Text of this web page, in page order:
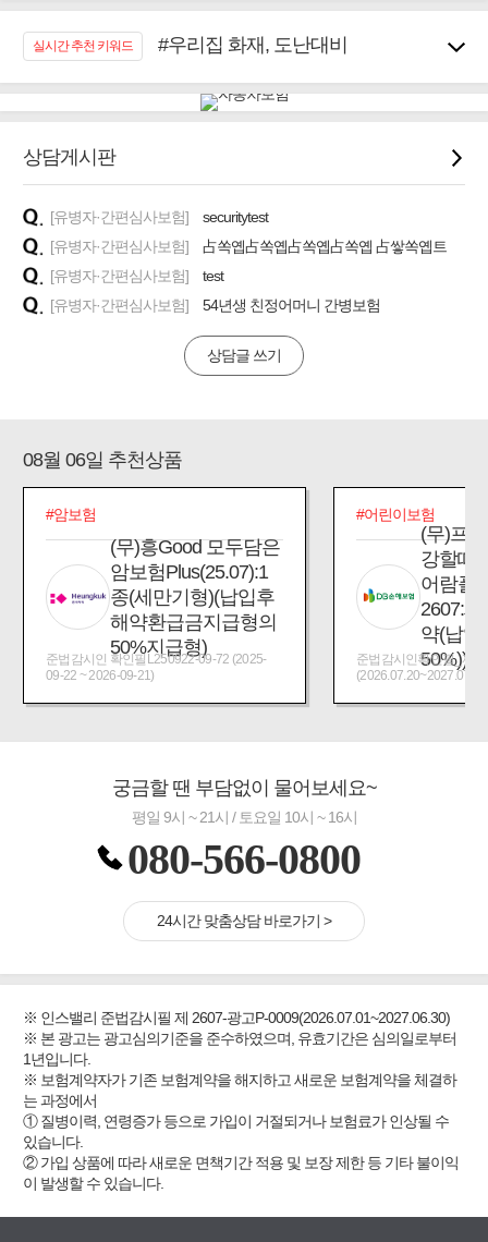
실시간 추천 키워드
#우리집 화재, 도난대비
#임플란트, 치아치료보장
#무해지 건강보험
#바뀌기전에 4세대 가입
#추천골프보험
상담게시판
[유병자·간편심사보험]
securitytest
[유병자·간편심사보험]
占쏙옙占쏙옙占쏙옙占쏙옙 占쌓쏙옙트
[유병자·간편심사보험]
test
[유병자·간편심사보험]
54년생 친정어머니 간병보험
상담글 쓰기
08월 06일 추천상품
#암보험
(무)흥Good 모두담은
암보험Plus(25.07):1
종(세만기형)(납입후
해약환급금지급형의
50%지급형)
준법감시인 확인필L250922-09-72 (2025-
09-22 ~ 2026-09-21)
#어린이보험
(무)프
강할때
어람플
2607:
약(납입
50%))
준법감시인확인필_제
궁금할 땐 부담없이 물어보세요~
평일 9시 ~ 21시 / 토요일 10시 ~ 16시
080-566-0800
24시간 맞춤상담 바로가기 >
※ 인스밸리 준법감시필 제 2607-광고P-0009(2026.07.01~2027.06.30)
※ 본 광고는 광고심의기준을 준수하였으며, 유효기간은 심의일로부터
1년입니다.
※ 보험계약자가 기존 보험계약을 해지하고 새로운 보험계약을 체결하
는 과정에서
① 질병이력, 연령증가 등으로 가입이 거절되거나 보험료가 인상될 수
있습니다.
② 가입 상품에 따라 새로운 면책기간 적용 및 보장 제한 등 기타 불이익
이 발생할 수 있습니다.